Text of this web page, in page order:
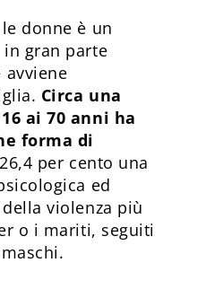
donne è un
gran parte
avviene
Circa una
ai 70 anni ha
forma di
per cento una
ed
violenza più
o i mariti, seguiti